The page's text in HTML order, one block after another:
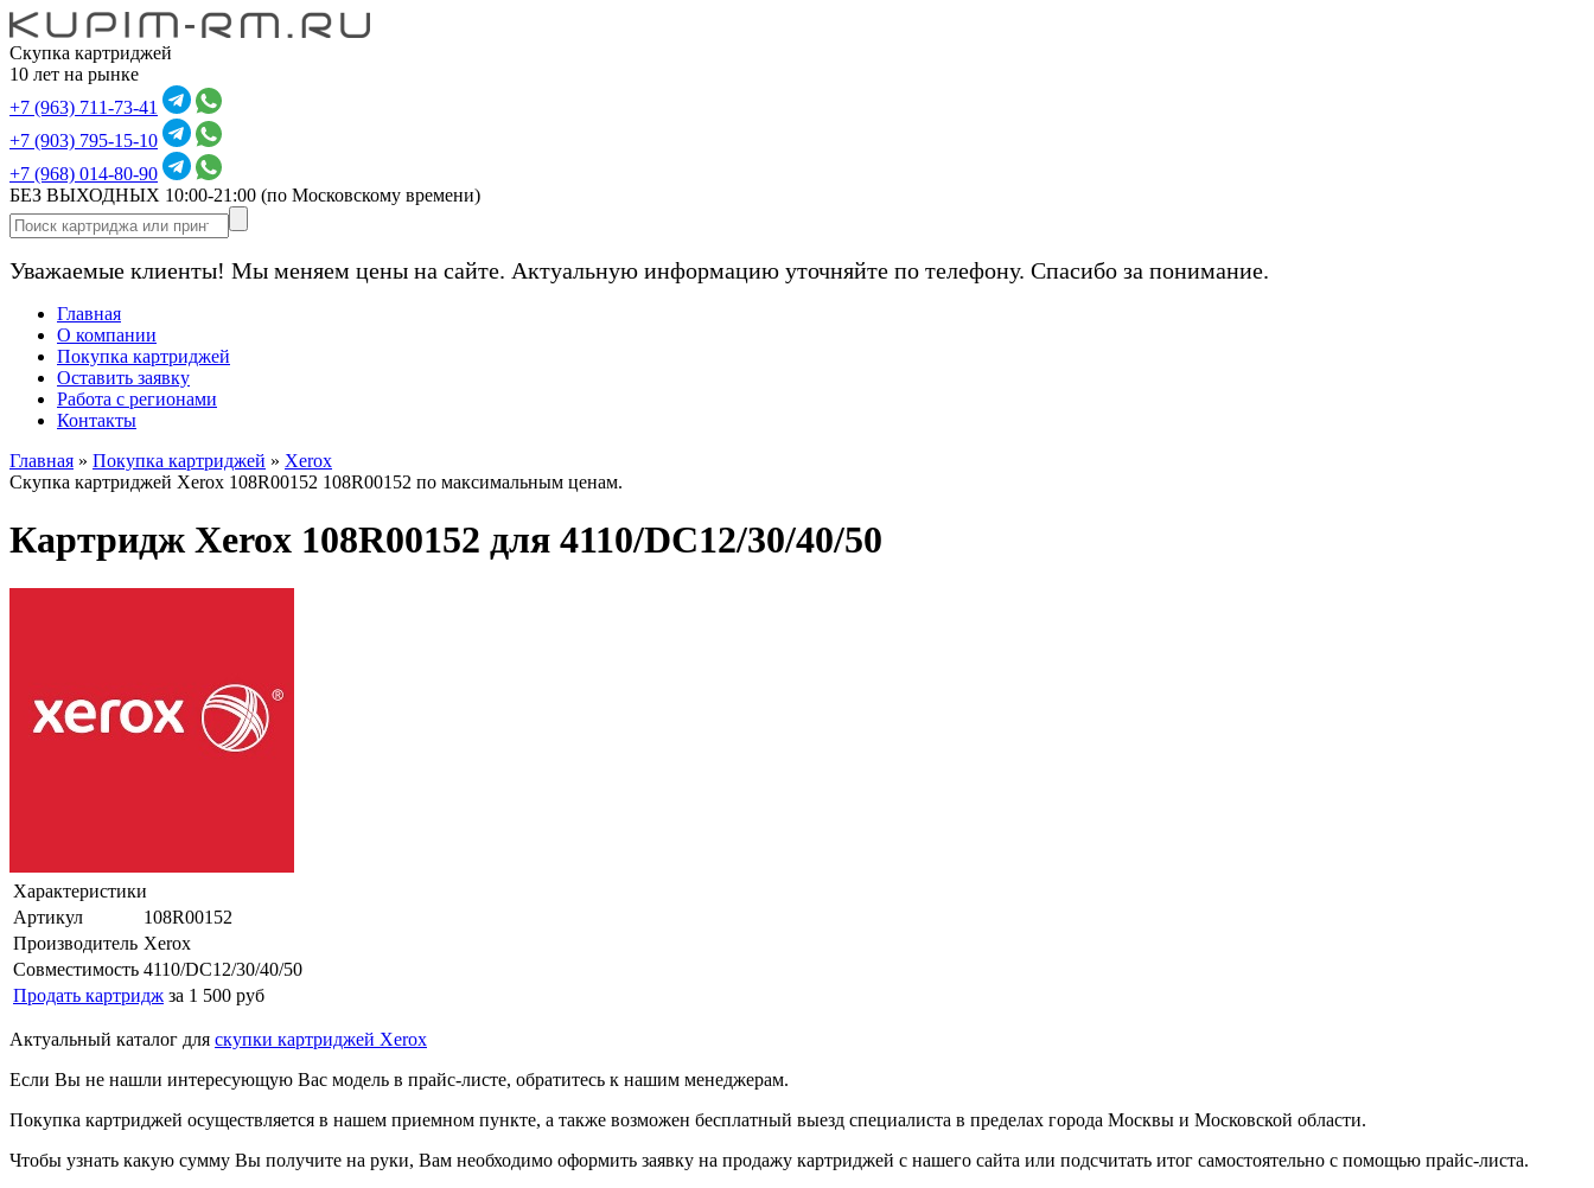
Скупка картриджей
10 лет на рынке
+7 (963) 711-73-41
+7 (903) 795-15-10
+7 (968) 014-80-90
БЕЗ ВЫХОДНЫХ 10:00-21:00 (по Московскому времени)
Уважаемые клиенты! Мы меняем цены на сайте. Актуальную информацию уточняйте по телефону. Спасибо за понимание.
Главная
О компании
Покупка картриджей
Оставить заявку
Работа с регионами
Контакты
Главная » Покупка картриджей » Xerox
Скупка картриджей Xerox 108R00152 108R00152 по максимальным ценам.
Картридж Xerox 108R00152 для 4110/DC12/30/40/50
Характеристики
Артикул
108R00152
Производитель Xerox
Совместимость 4110/DC12/30/40/50
Продать картридж за 1 500 руб
Актуальный каталог для скупки картриджей Xerox
Если Вы не нашли интересующую Вас модель в прайс-листе, обратитесь к нашим менеджерам.
Покупка картриджей осуществляется в нашем приемном пункте, а также возможен бесплатный выезд специалиста в пределах города Москвы и Московской области.
Чтобы узнать какую сумму Вы получите на руки, Вам необходимо оформить заявку на продажу картриджей с нашего сайта или подсчитать итог самостоятельно с помощью прайс-листа.